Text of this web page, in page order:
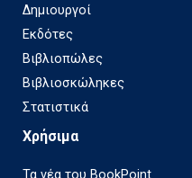
Δημιουργοί
Εκδότες
Βιβλιοπώλες
Βιβλιοσκώληκες
Στατιστικά
Χρήσιμα
Τα νέα του BookPoint